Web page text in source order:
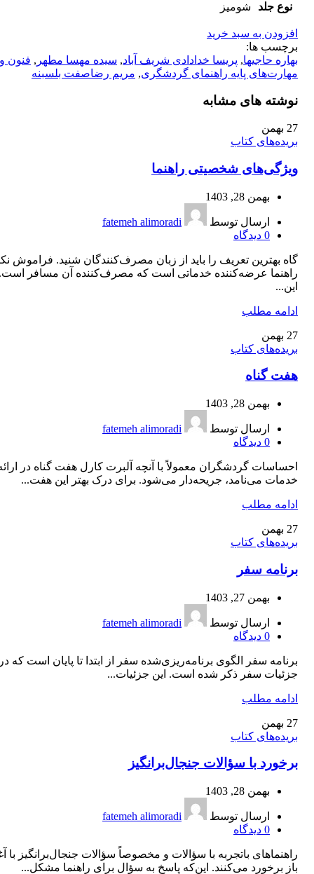
نوع جلد شومیز
افزودن به سبد خرید
برچسب ها:
بهاره حاجیها, پریسا خدادادی شریف آباد, سیده مهسا مطهر , فنون و
مهارت‌های پایه راهنمای گردشگری, مریم رضاصفت بلسبنه
نوشته های مشابه
27 بهمن
بریده‌های کتاب
ویژگی‌های شخصیتی راهنما‌
بهمن 28, 1403
ارسال توسط
fatemeh alimoradi
0 دیدگاه
گاه بهترین تعریف را باید از زبان مصرف‌كنندگان شنید. فراموش
راهنما عرضه‌كننده خدماتی است كه مصرف‌كننده آن مسافر
این...
ادامه مطلب
27 بهمن
بریده‌های کتاب
هفت گناه
بهمن 28, 1403
ارسال توسط
fatemeh alimoradi
0 دیدگاه
احساسات گردشگران معمولاً با آنچه آلبرت کارل هفت گناه در
خدمات می‌نامد، جریحه‌دار می‌شود. برای درک بهتر این هفت...
ادامه مطلب
27 بهمن
بریده‌های کتاب
برنامه سفر
بهمن 27, 1403
ارسال توسط
fatemeh alimoradi
0 دیدگاه
برنامه سفر الگوی برنامه‌ریزی‌شده سفر از ابتدا تا پایان است كه
جزئیات سفر ذكر شده است. این جزئیات...
ادامه مطلب
27 بهمن
بریده‌های کتاب
برخورد با سؤالات جنجال‌برانگیز
بهمن 28, 1403
ارسال توسط
fatemeh alimoradi
0 دیدگاه
راهنماهای باتجربه با سؤالات و مخصوصاً سؤالات جنجال‌برانگیز با
باز برخورد می‌کنند. این‌که پاسخ به سؤال برای راهنما مشکل...